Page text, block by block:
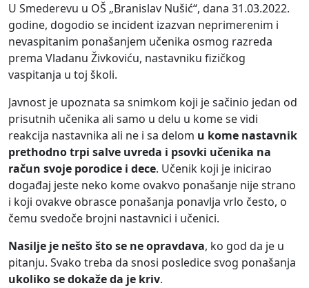
U Smederevu u OŠ „Branislav Nušić“, dana 31.03.2022.
godine, dogodio se incident izazvan neprimerenim i
nevaspitanim ponašanjem učenika osmog razreda
prema Vladanu Živkoviću, nastavniku fizičkog
vaspitanja u toj školi.
Javnost je upoznata sa snimkom koji je sačinio jedan od
prisutnih učenika ali samo u delu u kome se vidi
reakcija nastavnika ali ne i sa delom u kome nastavnik
prethodno trpi salve uvreda i psovki učenika na
račun svoje porodice i dece. Učenik koji je inicirao
događaj jeste neko kome ovakvo ponašanje nije strano
i koji ovakve obrasce ponašanja ponavlja vrlo često, o
čemu svedoče brojni nastavnici i učenici.
Nasilje je nešto što se ne opravdava, ko god da je u
pitanju. Svako treba da snosi posledice svog ponašanja
ukoliko se dokaže da je kriv.